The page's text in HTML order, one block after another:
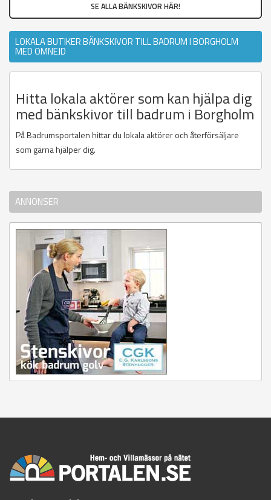
SE ALLA BÄNKSKIVOR HÄR!
LOKALA BUTIKER BÄNKSKIVOR TILL BADRUM I BORGHOLM
MED OMNEJD
Hitta lokala aktörer som kan hjälpa dig
med bänkskivor till badrum i Borgholm
På Badrumsportalen hittar du lokala aktörer och återförsäljare
som gärna hjälper dig.
ANNONSER